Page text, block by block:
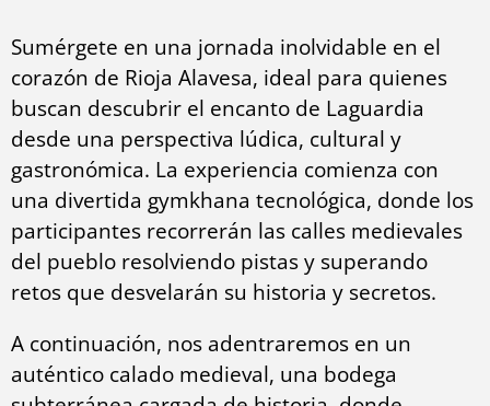
Sumérgete en una jornada inolvidable en el
corazón de Rioja Alavesa, ideal para quienes
buscan descubrir el encanto de Laguardia
desde una perspectiva lúdica, cultural y
gastronómica. La experiencia comienza con
una divertida gymkhana tecnológica, donde los
participantes recorrerán las calles medievales
del pueblo resolviendo pistas y superando
retos que desvelarán su historia y secretos.
A continuación, nos adentraremos en un
auténtico calado medieval, una bodega